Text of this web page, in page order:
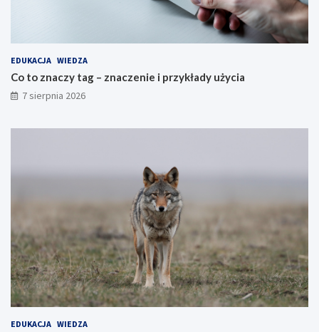
EDUKACJA WIEDZA
Co to znaczy tag – znaczenie i przykłady użycia
7 sierpnia 2026
EDUKACJA WIEDZA